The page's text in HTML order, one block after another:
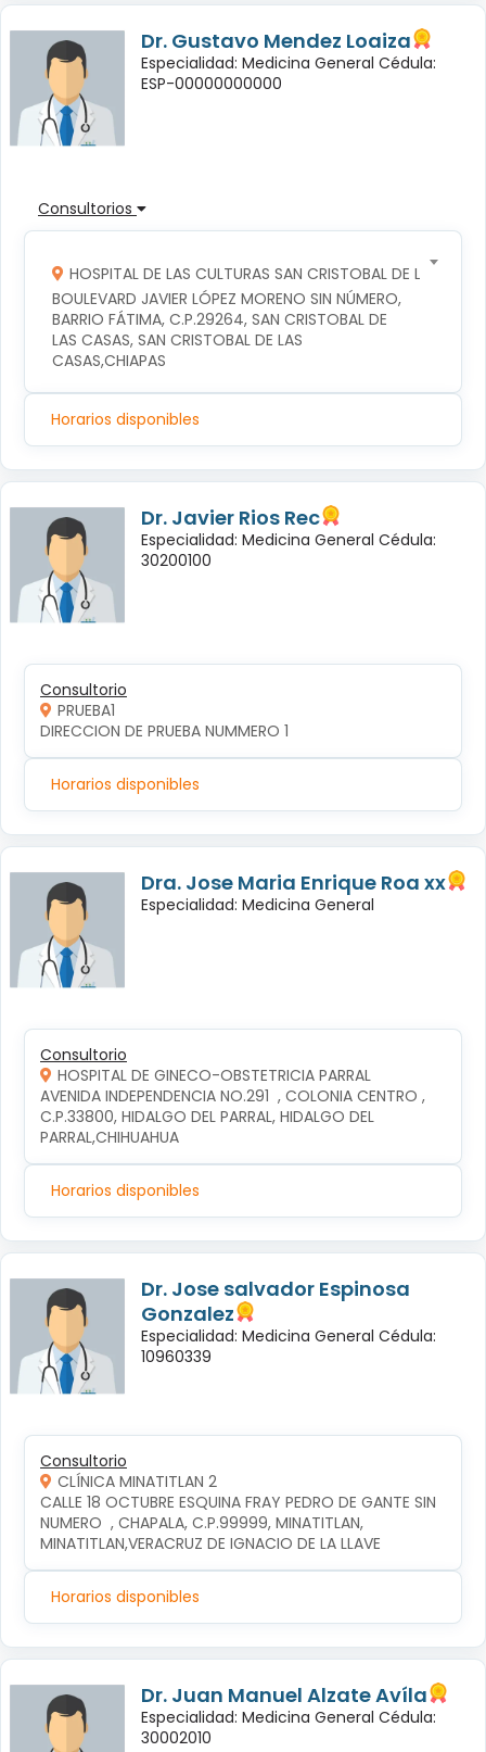
Dr. Gustavo Mendez Loaiza
Especialidad: Medicina General Cédula:
ESP-00000000000
Consultorios
HOSPITAL DE LAS CULTURAS SAN CRISTOBAL DE LAS
BOULEVARD JAVIER LÓPEZ MORENO SIN NÚMERO,
BARRIO FÁTIMA, C.P.29264, SAN CRISTOBAL DE
LAS CASAS, SAN CRISTOBAL DE LAS
CASAS,CHIAPAS
Horarios disponibles
Dr. Javier Rios Rec
Especialidad: Medicina General Cédula:
30200100
Consultorio
PRUEBA1
DIRECCION DE PRUEBA NUMMERO 1
Horarios disponibles
Dra. Jose Maria Enrique Roa xx
Especialidad: Medicina General
Consultorio
HOSPITAL DE GINECO-OBSTETRICIA PARRAL
AVENIDA INDEPENDENCIA NO.291  , COLONIA CENTRO ,
C.P.33800, HIDALGO DEL PARRAL, HIDALGO DEL
PARRAL,CHIHUAHUA
Horarios disponibles
Dr. Jose salvador Espinosa
Gonzalez
Especialidad: Medicina General Cédula:
10960339
Consultorio
CLÍNICA MINATITLAN 2
CALLE 18 OCTUBRE ESQUINA FRAY PEDRO DE GANTE SIN
NUMERO  , CHAPALA, C.P.99999, MINATITLAN,
MINATITLAN,VERACRUZ DE IGNACIO DE LA LLAVE
Horarios disponibles
Dr. Juan Manuel Alzate Avíla
Especialidad: Medicina General Cédula:
30002010